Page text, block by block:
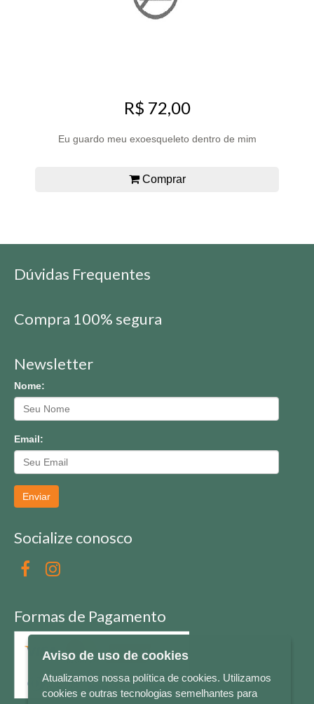
R$ 72,00
Eu guardo meu exoesqueleto dentro de mim
Comprar
Dúvidas Frequentes
Compra 100% segura
Newsletter
Nome:
Email:
Enviar
Socialize conosco
Formas de Pagamento
Aviso de uso de cookies
Atualizamos nossa política de cookies. Utilizamos
cookies e outras tecnologias semelhantes para